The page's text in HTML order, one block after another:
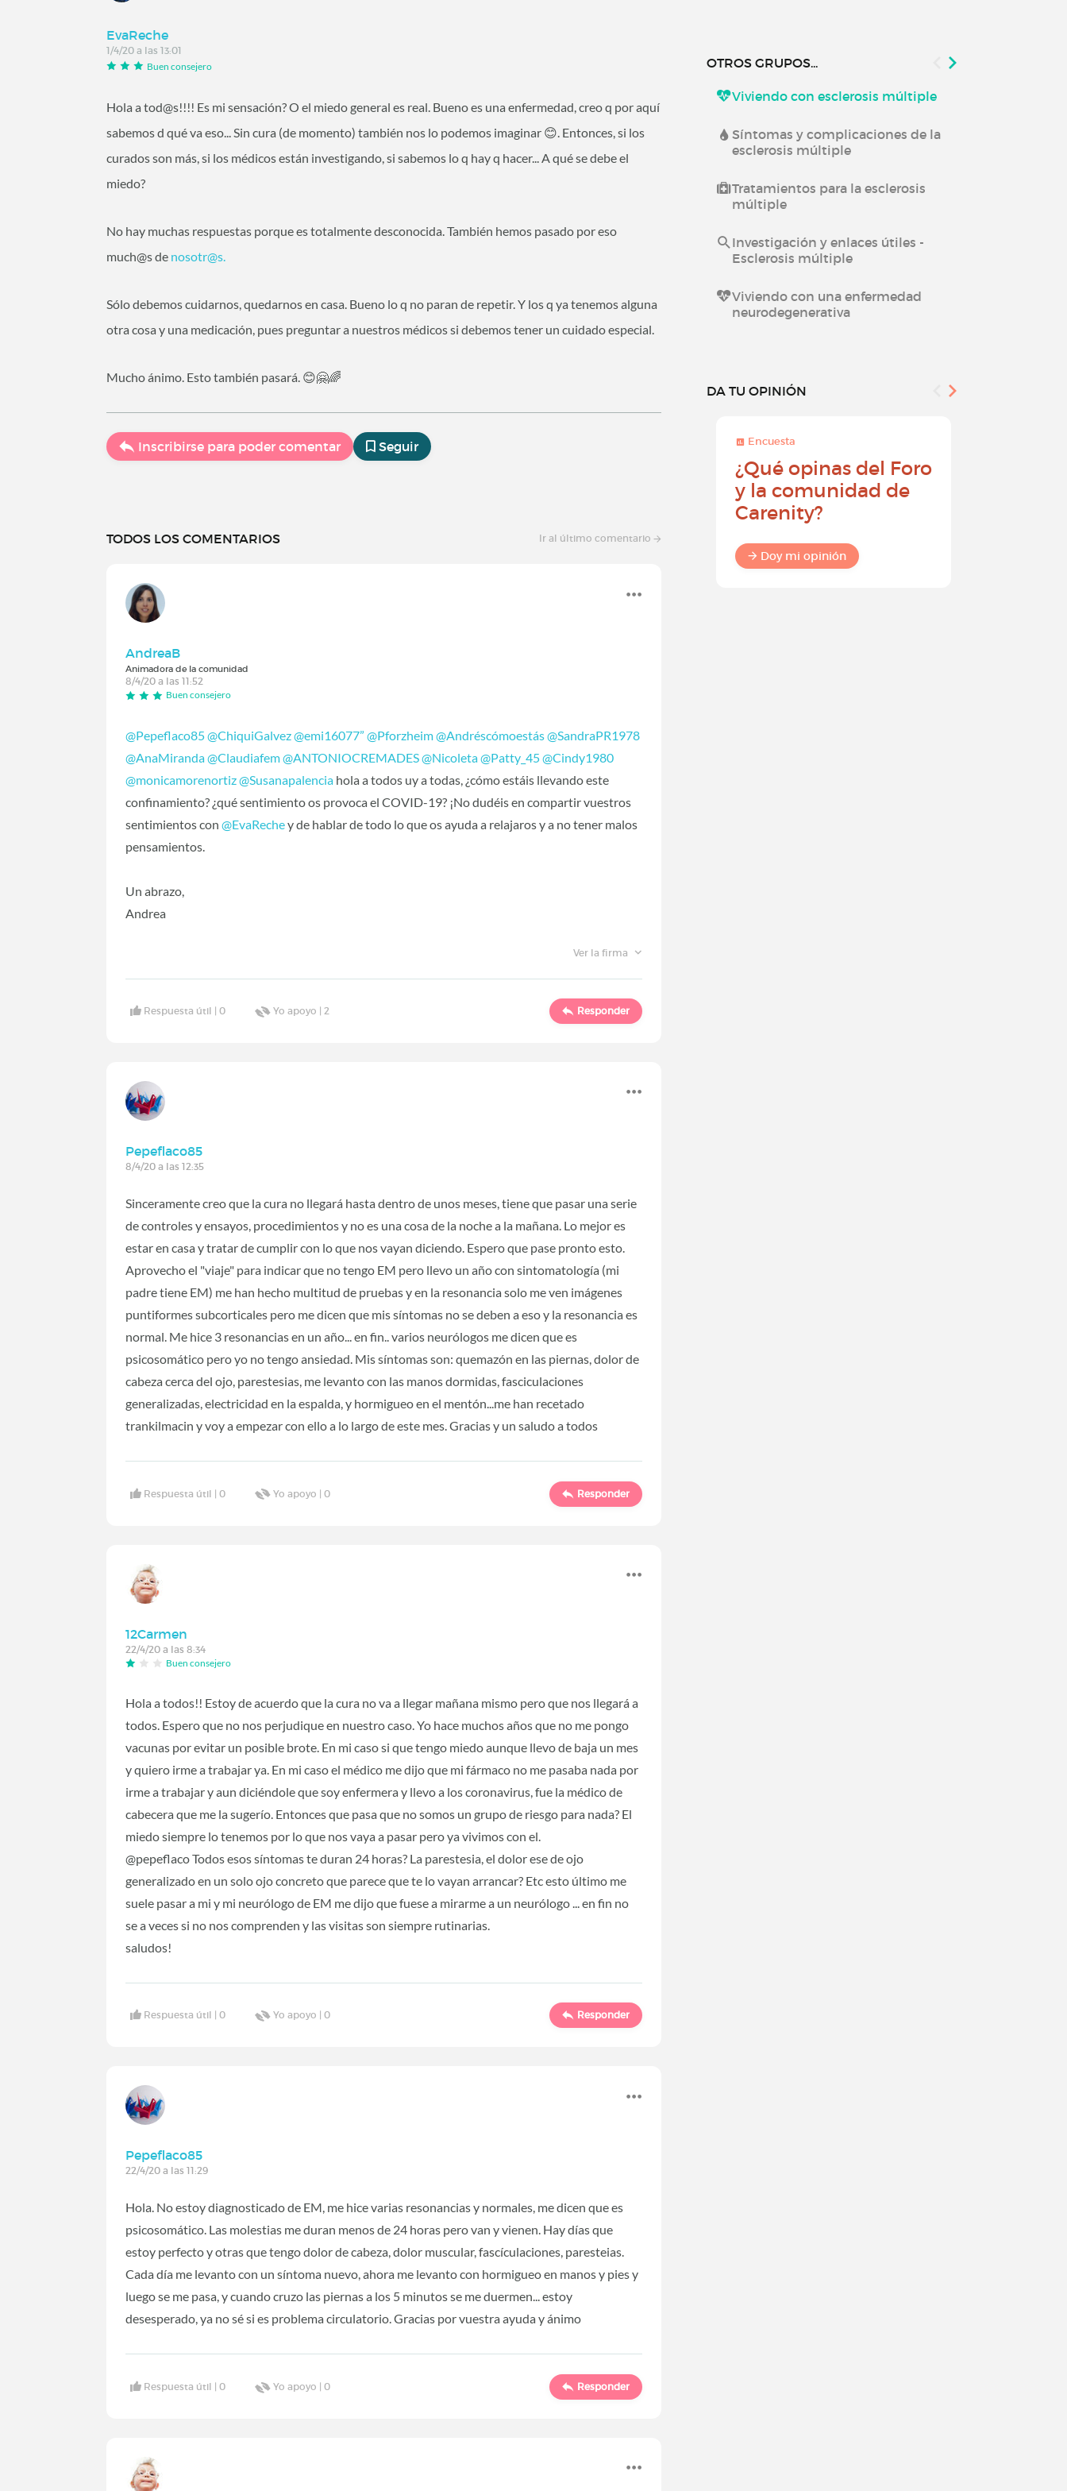
EvaReche
1/4/20 a las 13:01
Buen consejero
Hola a tod@s!!!! Es mi sensación? O el miedo general es real. Bueno es una enfermedad, creo q por aquí
sabemos d qué va eso... Sin cura (de momento) también nos lo podemos imaginar 😊. Entonces, si los
curados son más, si los médicos están investigando, si sabemos lo q hay q hacer... A qué se debe el
miedo?
No hay muchas respuestas porque es totalmente desconocida. También hemos pasado por eso
much@s de nosotr@s.
Sólo debemos cuidarnos, quedarnos en casa. Bueno lo q no paran de repetir. Y los q ya tenemos alguna
otra cosa y una medicación, pues preguntar a nuestros médicos si debemos tener un cuidado especial.
Mucho ánimo. Esto también pasará. 😊🤗🌈
Inscribirse para poder comentar Seguir
TODOS LOS COMENTARIOS Ir al último comentario
AndreaB
Animadora de la comunidad
8/4/20 a las 11:52
Buen consejero
@Pepeflaco85‍@ChiquiGalvez‍@emi16077” ‍@Pforzheim‍@Andréscómoestás‍@SandraPR1978
@AnaMiranda‍@Claudiafem‍@ANTONIOCREMADES‍@Nicoleta‍@Patty_45‍@Cindy1980
@monicamorenortiz‍@Susanapalencia ‍ hola a todos uy a todas, ¿cómo estáis llevando este
confinamiento? ¿qué sentimiento os provoca el COVID-19? ¡No dudéis en compartir vuestros
sentimientos con@EvaReche‍ y de hablar de todo lo que os ayuda a relajaros y a no tener malos
pensamientos.
Un abrazo,
Andrea
Ver la firma
Respuesta útil |0 Yo apoyo |2 Responder
Pepeflaco85
8/4/20 a las 12:35
Sinceramente creo que la cura no llegará hasta dentro de unos meses, tiene que pasar una serie
de controles y ensayos, procedimientos y no es una cosa de la noche a la mañana. Lo mejor es
estar en casa y tratar de cumplir con lo que nos vayan diciendo. Espero que pase pronto esto.
Aprovecho el "viaje" para indicar que no tengo EM pero llevo un año con sintomatología (mi
padre tiene EM) me han hecho multitud de pruebas y en la resonancia solo me ven imágenes
puntiformes subcorticales pero me dicen que mis síntomas no se deben a eso y la resonancia es
normal. Me hice 3 resonancias en un año... en fin.. varios neurólogos me dicen que es
psicosomático pero yo no tengo ansiedad. Mis síntomas son: quemazón en las piernas, dolor de
cabeza cerca del ojo, parestesias, me levanto con las manos dormidas, fasciculaciones
generalizadas, electricidad en la espalda, y hormigueo en el mentón...me han recetado
trankilmacin y voy a empezar con ello a lo largo de este mes. Gracias y un saludo a todos
Respuesta útil |0 Yo apoyo |0 Responder
12Carmen
22/4/20 a las 8:34
Buen consejero
Hola a todos!! Estoy de acuerdo que la cura no va a llegar mañana mismo pero que nos llegará a
todos. Espero que no nos perjudique en nuestro caso. Yo hace muchos años que no me pongo
vacunas por evitar un posible brote. En mi caso si que tengo miedo aunque llevo de baja un mes
y quiero irme a trabajar ya. En mi caso el médico me dijo que mi fármaco no me pasaba nada por
irme a trabajar y aun diciéndole que soy enfermera y llevo a los coronavirus, fue la médico de
cabecera que me la sugerío. Entonces que pasa que no somos un grupo de riesgo para nada? El
miedo siempre lo tenemos por lo que nos vaya a pasar pero ya vivimos con el.
@pepeflaco Todos esos síntomas te duran 24 horas? La parestesia, el dolor ese de ojo
generalizado en un solo ojo concreto que parece que te lo vayan arrancar? Etc esto último me
suele pasar a mi y mi neurólogo de EM me dijo que fuese a mirarme a un neurólogo ... en fin no
se a veces si no nos comprenden y las visitas son siempre rutinarias.
saludos!
Respuesta útil |0 Yo apoyo |0 Responder
Pepeflaco85
22/4/20 a las 11:29
Hola. No estoy diagnosticado de EM, me hice varias resonancias y normales, me dicen que es
psicosomático. Las molestias me duran menos de 24 horas pero van y vienen. Hay días que
estoy perfecto y otras que tengo dolor de cabeza, dolor muscular, fascículaciones, paresteias.
Cada día me levanto con un síntoma nuevo, ahora me levanto con hormigueo en manos y pies y
luego se me pasa, y cuando cruzo las piernas a los 5 minutos se me duermen... estoy
desesperado, ya no sé si es problema circulatorio. Gracias por vuestra ayuda y ánimo
Respuesta útil |0 Yo apoyo |0 Responder
OTROS GRUPOS...
Viviendo con esclerosis múltiple
Síntomas y complicaciones de la
esclerosis múltiple
Tratamientos para la esclerosis
múltiple
Investigación y enlaces útiles -
Esclerosis múltiple
Viviendo con una enfermedad
neurodegenerativa
DA TU OPINIÓN
Encuesta
¿Qué opinas del Foro
y la comunidad de
Carenity?
Doy mi opinión